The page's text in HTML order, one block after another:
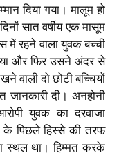
दिया गया। मालूम हो
सात वर्षीय एक मासूम
में रहने वाला युवक बच्ची
और फिर उसने अंदर से
वाली दो छोटी बच्चियों
जानकारी दी। अनहोनी
युवक का दरवाजा
के पिछले हिस्से की तरफ
स्थल था। हिम्मत करके